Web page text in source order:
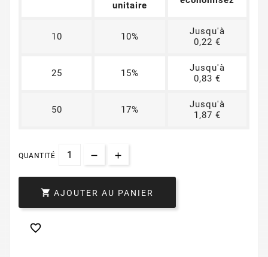
unitaire
10 10%
Jusqu'à
0,22 €
25 15%
Jusqu'à
0,83 €
50 17%
Jusqu'à
1,87 €
QUANTITÉ
 AJOUTER AU PANIER
